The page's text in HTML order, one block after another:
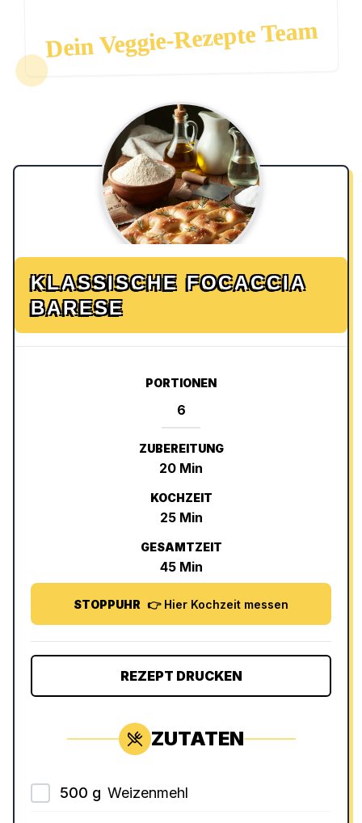
Dein Veggie-Rezepte Team
KLASSISCHE FOCACCIA
BARESE
PORTIONEN
ZUBEREITUNG
20 Min
KOCHZEIT
25Min
GESAMTZEIT
45Min
STOPPUHR 👉 Hier Kochzeit messen
REZEPT DRUCKEN
ZUTATEN
500 g Weizenmehl